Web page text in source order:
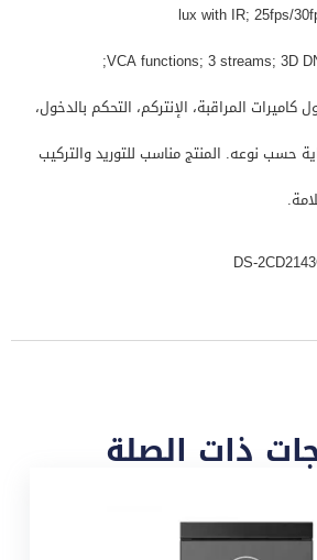
المراقبة، الإنتركم، التحكم بالدخول،
حسب نوعه. المنتج مناسب للتوريد والتركيب
ذات الصلة